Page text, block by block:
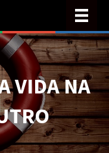
VIDA NA